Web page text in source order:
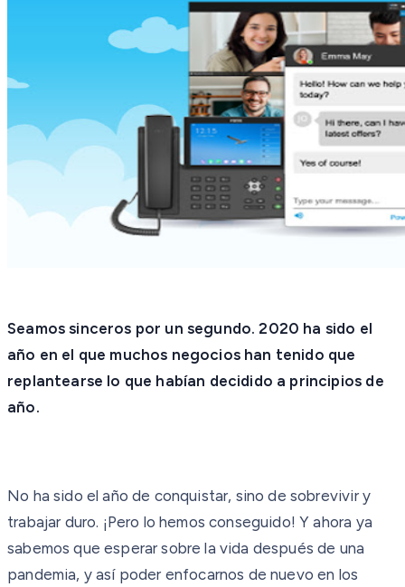
Seamos sinceros por un segundo. 2020 ha sido el
año en el que muchos negocios han tenido que
replantearse lo que habían decidido a principios de
año.
No ha sido el año de conquistar, sino de sobrevivir y
trabajar duro. ¡Pero lo hemos conseguido! Y ahora ya
sabemos que esperar sobre la vida después de una
pandemia, y así poder enfocarnos de nuevo en los